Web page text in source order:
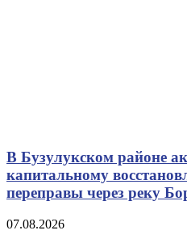
В Бузулукском районе
капитальному
переправы через реку
07.08.2026